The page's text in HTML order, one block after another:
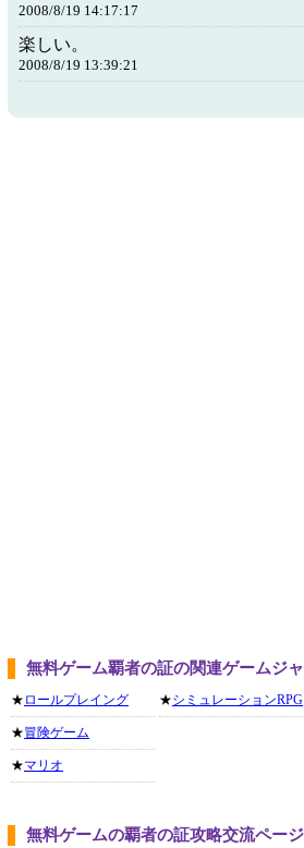
2008/8/19 14:17:17
楽しい。
2008/8/19 13:39:21
無料ゲーム覇者の証の関連ゲームジ
★ ロールプレイング
★冒険ゲーム
★マリオ
★シミュレーションRPG
無料ゲームの覇者の証攻略交流ペー